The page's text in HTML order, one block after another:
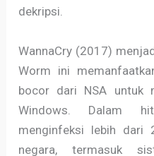
dekripsi.
WannaCry (2017)
Worm ini
bocor dari NSA untuk
Windows. Dalam
menginfeksi lebih dari
negara, termasuk